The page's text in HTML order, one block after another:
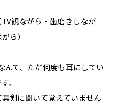
観ながら・歯磨きしなが
ら）
んて、ただ何度も耳にしてい
。
真剣に聞いて覚えていません